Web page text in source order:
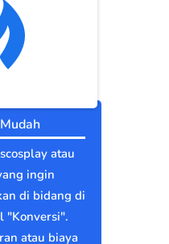
atau
ingin
di bidang di
"Konversi".
atau biaya